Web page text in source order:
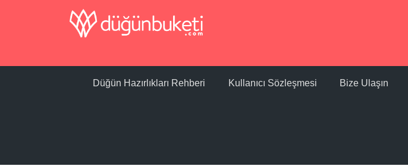
Düğün Hazırlıkları Rehberi Kullanıcı Sözleşmesi Bize Ulaşın